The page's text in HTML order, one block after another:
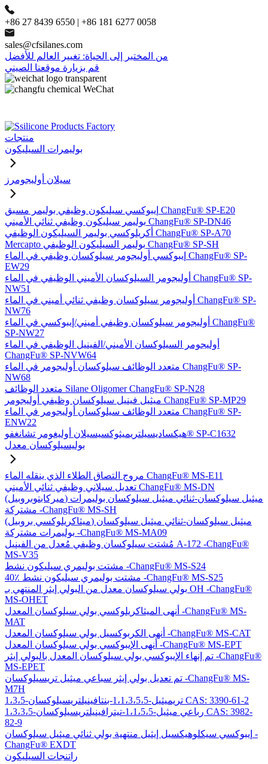
+86 27 8439 6550 | +86 181 6277 0058
sales@cfsilanes.com
من المختبر إلى الحياة: تغيير العالم للأفضل
قم بزيارة موقعنا الصيني
منتجات
بوليمرات السيليكون
سيلان أوليجومرز
إيبوكسي سيليكون وظيفي بوليمر مسبق ChangFu® SP-E20
بوليمر سيليكون وظيفي ثنائي الأميني ChangFu® SP-DN46
أكريلوكسي بوليمر السيليكون الوظيفي ChangFu® SP-A70
Mercapto بوليمر السيليكون الوظيفي ChangFu® SP-SH
إيبوكسي أوليجومر سيلوكسان وظيفي في الماء ChangFu® SP-
EW29
أوليجومر السيلوكسان الأميني الوظيفي في الماء ChangFu® SP-
NW51
أوليجومر سيلوكسان وظيفي ثنائي أميني في الماء ChangFu® SP-
NW76
أوليجومر سيلوكسان وظيفي أميني/إيبوكسي في الماء ChangFu®
SP-NW27
أوليجومر السيلوكسان الأميني/الفينيل الوظيفي في الماء
ChangFu® SP-NVW64
متعدد الوظائف سيلوكسان أوليجومر في الماء ChangFu® SP-
NW68
متعدد الوظائف Silane Oligomer ChangFu® SP-N28
ميثيل فينيل سيلوكسان وظيفي أوليجومر ChangFu® SP-MP29
متعدد الوظائف سيلوكسان أوليجومر في الماء ChangFu® SP-
ENW22
هيكساديسيلتريميثوكسيسيلان أوليغومر تشانغفو® SP-C1632
بوليسيلوكسان معدل
مروج التصاق الطلاء الذي ينقله الماء ChangFu® MS-E11
تعديل سيلاني وظيفي ثنائي الأميني ChangFu® MS-DN
(ميركابتوبروبيل) ميثيل سيلوكسان-ثنائي ميثيل سيلوكسان بوليمرات
مشتركة -ChangFu® MS-SH
(ميثاكريلوكسي بروبيل) ميثيل سيلوكسان-ثنائي ميثيل سيلوكسان
بوليمرات مشتركة -ChangFu® MS-MA09
مُشتت سيلوكسان وظيفي مُعدل من الفينيل A-172 -ChangFu®
MS-V35
مشتت بوليمري سيليكون نشط -ChangFu® MS-S24
40٪ مشتت بوليمري سيليكون نشط -ChangFu® MS-S25
بولي سيلوكسان معدل من البولي إيثر المنتهي بـ OH -ChangFu®
MS-OHET
أنهى الميثاكريلوكسي بولي سيلوكسان المعدل -ChangFu® MS-
MAT
أنهى الكربوكسيل بولي سيلوكسان المعدل -ChangFu® MS-CAT
أنهى الإيبوكسي بولي سيلوكسان المعدل -ChangFu® MS-EPT
تم إنهاء الإيبوكسي بولي سيلوكسان المعدل بالبولي إيثر -ChangFu®
MS-EPET
تم تعديل بولي إيثر سباعي ميثيل تريسيلوكسان -ChangFu® MS-
M7H
1،3،5-تريميثيل-1،1،3،5،5-بنتافينيلتريسيلوكسان CAS: 3390-61-2
1،3،3،5-رباعي ميثيل-1،1،5،5-تيترافينيلتريسيلوكسان CAS: 3982-
82-9
إيبوكسي سيكلوهيكسيل إيثيل منتهية بولي ثنائي ميثيل سيلوكسان -
ChangFu® EXDT
راتنجات السيليكون